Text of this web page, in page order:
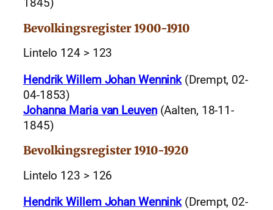
1845)
Bevolkingsregister 1900-1910
Lintelo 124 > 123
Hendrik Willem Johan Wennink(Drempt, 02-
04-1853)
Johanna Maria van Leuven(Aalten, 18-11-
1845)
Bevolkingsregister 1910-1920
Lintelo 123 > 126
Hendrik Willem Johan Wennink(Drempt, 02-